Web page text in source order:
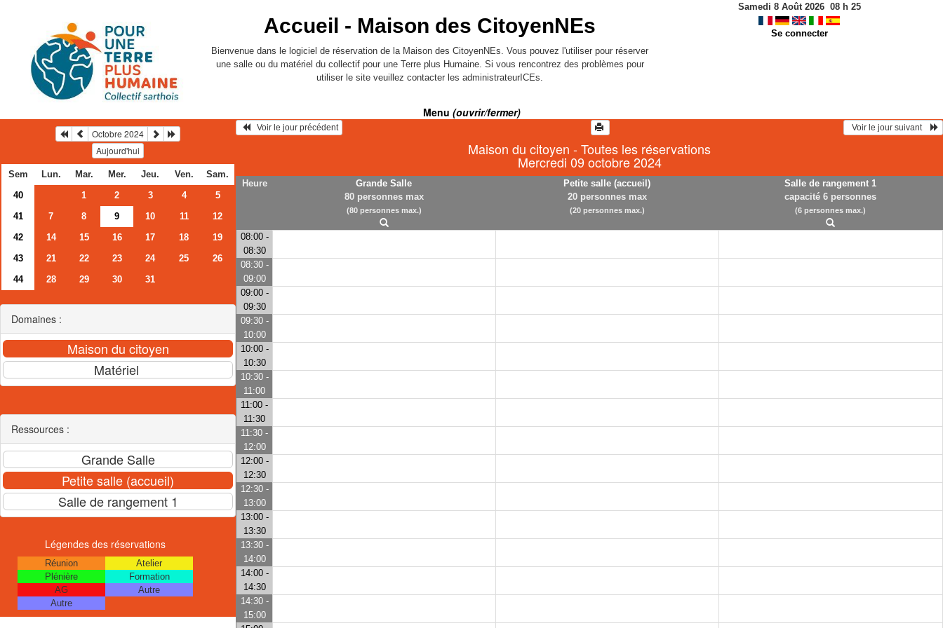
Accueil - Maison des CitoyenNEs
Bienvenue dans le logiciel de réservation de la Maison des CitoyenNEs. Vous pouvez l'utiliser pour réserver
une salle ou du matériel du collectif pour une Terre plus Humaine. Si vous rencontrez des problèmes pour
utiliser le site veuillez contacter les administrateurICEs.
Samedi 8 Août 2026 08h 25
Se connecter
Menu (ouvrir/fermer)
Octobre 2024
Aujourd'hui
Sem Lun. Mar. Mer. Jeu. Ven.
Sam.
40
1 2 3 4
5
41
7 8 9 10 11
12
42
14 15 16 17 18
19
43
21 22 23 24 25
26
44
28 29 30 31
Domaines :
Ressources :
Légendes des réservations
Réunion
Atelier
Plénière
Formation
AG
Autre
Autre
   Voir le jour précédent
  Voir le jour suivant
Maison du citoyen - Toutes les réservations
Mercredi 09 octobre 2024
Heure
Grande Salle
80 personnes max
(80 personnes max.)
Petite salle (accueil)
20 personnes max
(20 personnes max.)
Salle de rangement 1
capacité 6 personnes
(6 personnes max.)
08:00 -
08:30
08:30 -
09:00
09:00 -
09:30
09:30 -
10:00
10:00 -
10:30
10:30 -
11:00
11:00 -
11:30
11:30 -
12:00
12:00 -
12:30
12:30 -
13:00
13:00 -
13:30
13:30 -
14:00
14:00 -
14:30
14:30 -
15:00